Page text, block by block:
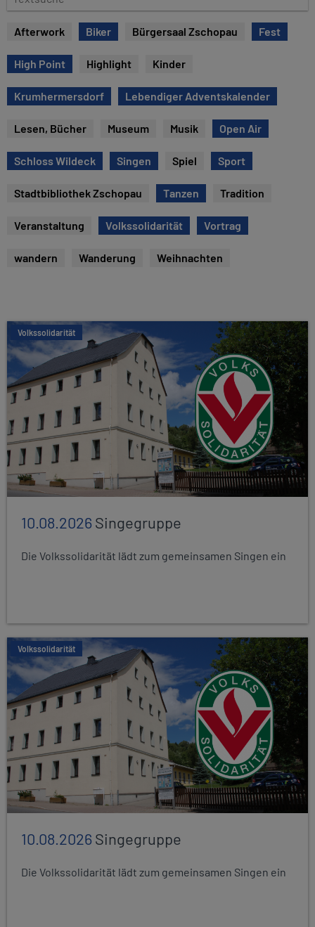
e
s
u
c
Afterwork Biker Bürgersaal Zschopau Fest
High Point Highlight Kinder
Krumhermersdorf Lebendiger Adventskalender
Lesen, Bücher Museum Musik Open Air
Schloss Wildeck Singen Spiel Sport
Stadtbibliothek Zschopau Tanzen Tradition
Veranstaltung Volkssolidarität Vortrag
wandern Wanderung Weihnachten
Volkssolidarität
10.08.2026Singegruppe
Die Volkssolidarität lädt zum gemeinsamen Singen ein
Volkssolidarität
10.08.2026Singegruppe
Die Volkssolidarität lädt zum gemeinsamen Singen ein